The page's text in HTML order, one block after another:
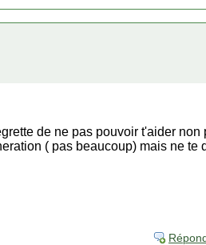
de ne pas pouvoir t'aider non
( pas beaucoup) mais ne